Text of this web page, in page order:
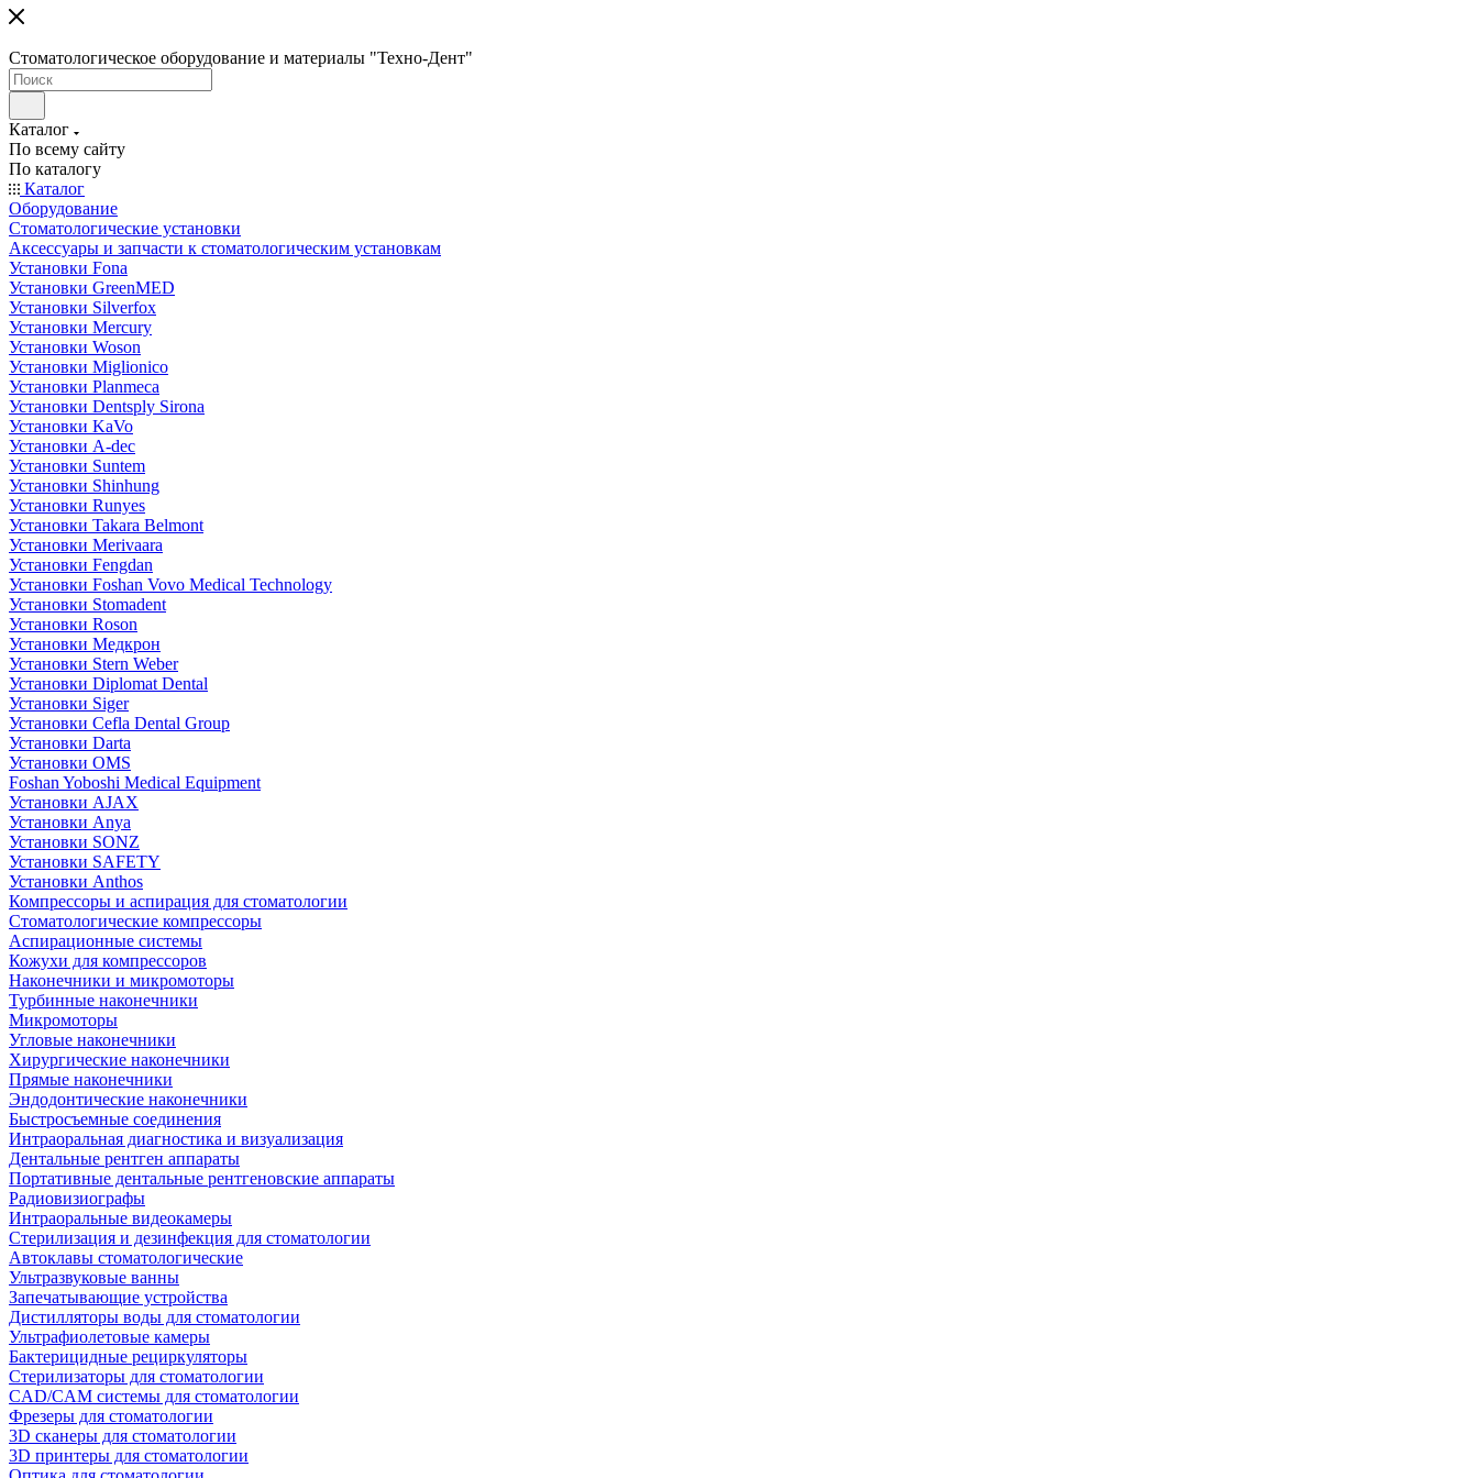
Стоматологическое оборудование и материалы "Техно-Дент"
Каталог
По всему сайту
По каталогу
Каталог
Оборудование
Стоматологические установки
Аксессуары и запчасти к стоматологическим установкам
Установки Fona
Установки GreenMED
Установки Silverfox
Установки Mercury
Установки Woson
Установки Miglionico
Установки Planmeca
Установки Dentsply Sirona
Установки KaVo
Установки A-dec
Установки Suntem
Установки Shinhung
Установки Runyes
Установки Takara Belmont
Установки Merivaara
Установки Fengdan
Установки Foshan Vovo Medical Technology
Установки Stomadent
Установки Roson
Установки Медкрон
Установки Stern Weber
Установки Diplomat Dental
Установки Siger
Установки Cefla Dental Group
Установки Darta
Установки OMS
Foshan Yoboshi Medical Equipment
Установки AJAX
Установки Anya
Установки SONZ
Установки SAFETY
Установки Anthos
Компрессоры и аспирация для стоматологии
Стоматологические компрессоры
Аспирационные системы
Кожухи для компрессоров
Наконечники и микромоторы
Турбинные наконечники
Микромоторы
Угловые наконечники
Хирургические наконечники
Прямые наконечники
Эндодонтические наконечники
Быстросъемные соединения
Интраоральная диагностика и визуализация
Дентальные рентген аппараты
Портативные дентальные рентгеновские аппараты
Радиовизиографы
Интраоральные видеокамеры
Стерилизация и дезинфекция для стоматологии
Автоклавы стоматологические
Ультразвуковые ванны
Запечатывающие устройства
Дистилляторы воды для стоматологии
Ультрафиолетовые камеры
Бактерицидные рециркуляторы
Стерилизаторы для стоматологии
CAD/CAM системы для стоматологии
Фрезеры для стоматологии
3D cканеры для стоматологии
3D принтеры для стоматологии